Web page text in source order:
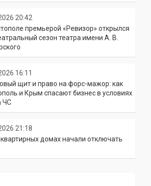
20:42
премьерой «Ревизор» открылся
сезон театра имени А. В.
16:11
щит и право на форс-мажор: как
и Крым спасают бизнес в условиях
ЧС
21:18
домах начали отключать